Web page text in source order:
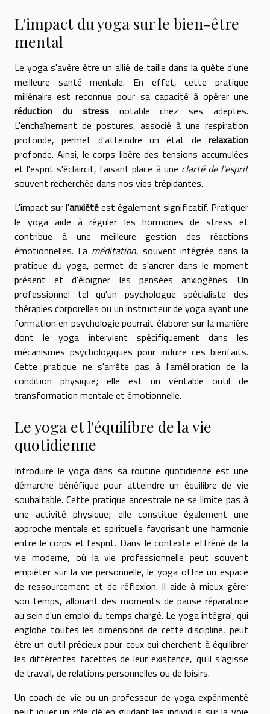
L'impact du yoga sur le bien-être
mental
Le yoga s'avère être un allié de taille dans la quête d'une
meilleure santé mentale. En effet, cette pratique
millénaire est reconnue pour sa capacité à opérer une
réduction du stressnotable chez ses adeptes.
L'enchaînement de postures, associé à une respiration
profonde, permet d'atteindre un état de relaxation
profonde. Ainsi, le corps libère des tensions accumulées
et l'esprit s'éclaircit, faisant place à une clarté de l'esprit
souvent recherchée dans nos vies trépidantes.
L'impact sur l'anxiétéest également significatif. Pratiquer
le yoga aide à réguler les hormones de stress et
contribue à une meilleure gestion des réactions
émotionnelles. La méditation, souvent intégrée dans la
pratique du yoga, permet de s'ancrer dans le moment
présent et d'éloigner les pensées anxiogènes. Un
professionnel tel qu'un psychologue spécialiste des
thérapies corporelles ou un instructeur de yoga ayant une
formation en psychologie pourrait élaborer sur la manière
dont le yoga intervient spécifiquement dans les
mécanismes psychologiques pour induire ces bienfaits.
Cette pratique ne s'arrête pas à l'amélioration de la
condition physique; elle est un véritable outil de
transformation mentale et émotionnelle.
Le yoga et l'équilibre de la vie
quotidienne
Introduire le yoga dans sa routine quotidienne est une
démarche bénéfique pour atteindre un équilibre de vie
souhaitable. Cette pratique ancestrale ne se limite pas à
une activité physique; elle constitue également une
approche mentale et spirituelle favorisant une harmonie
entre le corps et l'esprit. Dans le contexte effréné de la
vie moderne, où la vie professionnelle peut souvent
empiéter sur la vie personnelle, le yoga offre un espace
de ressourcement et de réflexion. Il aide à mieux gérer
son temps, allouant des moments de pause réparatrice
au sein d'un emploi du temps chargé. Le yoga intégral, qui
englobe toutes les dimensions de cette discipline, peut
être un outil précieux pour ceux qui cherchent à équilibrer
les différentes facettes de leur existence, qu’il s’agisse
de travail, de relations personnelles ou de loisirs.
Un coach de vie ou un professeur de yoga expérimenté